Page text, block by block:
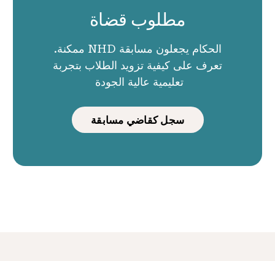
مطلوب قضاة
الحكام يجعلون مسابقة NHD ممكنة.
تعرف على كيفية تزويد الطلاب بتجربة
تعليمية عالية الجودة
سجل كقاضي مسابقة